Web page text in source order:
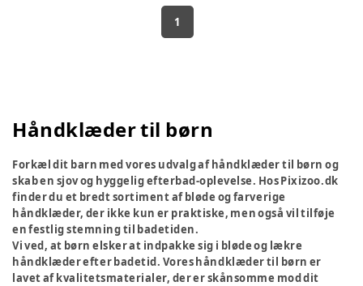
1
Håndklæder til børn
Forkæl dit barn med vores udvalg af håndklæder til børn og
skab en sjov og hyggelig efterbad-oplevelse. Hos Pixizoo.dk
finder du et bredt sortiment af bløde og farverige
håndklæder, der ikke kun er praktiske, men også vil tilføje
en festlig stemning til badetiden.
Vi ved, at børn elsker at indpakke sig i bløde og lækre
håndklæder efter badetid. Vores håndklæder til børn er
lavet af kvalitetsmaterialer, der er skånsomme mod dit